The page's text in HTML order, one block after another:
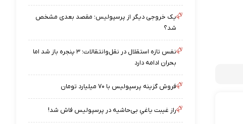
یک خروجی دیگر از پرسپولیس؛ مقصد بعدی مشخص
شد؟
نفس تازه استقلال در نقل‌وانتقالات؛ ۳ پنجره باز شد اما
بحران ادامه دارد
فروش گزینه پرسپولیس با ۷۰ میلیارد تومان
راز غیبت یاغیِ بی‌حاشیه در پرسپولیس فاش شد!